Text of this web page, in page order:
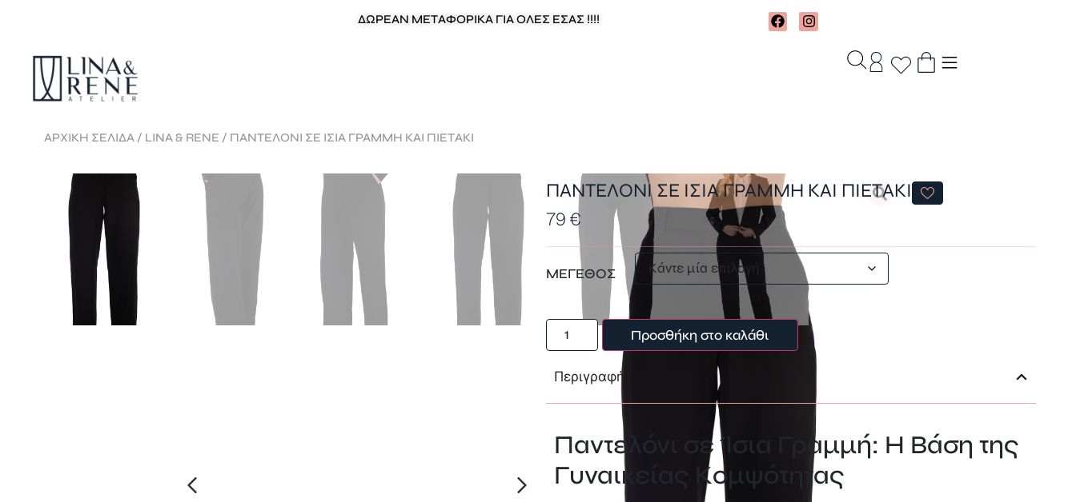
ΔΩΡΕΑΝ ΜΕΤΑΦΟΡΙΚΑ ΓΙΑ ΟΛΕΣ ΕΣΑΣ !!!!
ΑΡΧΙΚΉ ΣΕΛΊΔΑ / LINA & RENE / ΠΑΝΤΕΛΟΝΙ ΣΕ ΙΣΙΑ ΓΡΑΜΜΗ ΚΑΙ ΠΙΕΤΑΚΙ
ΠΑΝΤΕΛΟΝΙ ΣΕ ΙΣΙΑ ΓΡΑΜΜΗ ΚΑΙ ΠΙΕΤΑΚΙ
79€
ΜΕΓΕΘΟΣ
Προσθήκη στο καλάθι
Περιγραφή
Παντελόνι σε Ίσια Γραμμή: Η Βάση της
Γυναικείας Κομψότητας